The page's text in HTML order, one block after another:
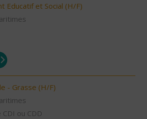
Educatif et Social (H/F)
- Grasse (H/F)
ou CDD